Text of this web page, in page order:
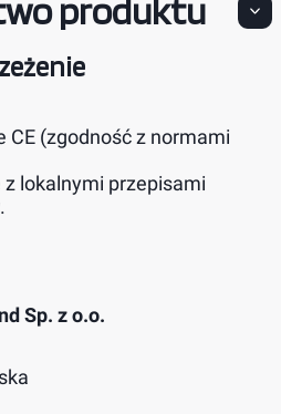
produktu
CE (zgodność z normami
lokalnymi przepisami
Sp. z o.o.